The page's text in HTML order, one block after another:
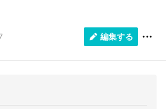
編集する